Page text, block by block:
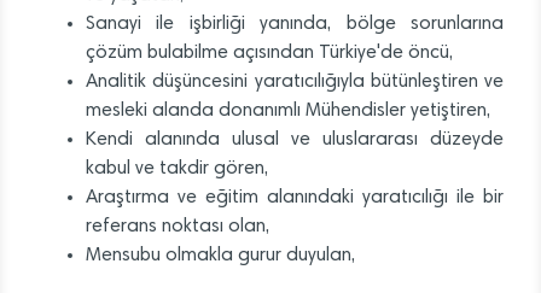
Sanayi ile işbirliği yanında, bölge sorunlarına
çözüm bulabilme açısından Türkiye'de öncü,
Analitik düşüncesini yaratıcılığıyla bütünleştiren ve
mesleki alanda donanımlı Mühendisler yetiştiren,
Kendi alanında ulusal ve uluslararası düzeyde
kabul ve takdir gören,
Araştırma ve eğitim alanındaki yaratıcılığı ile bir
referans noktası olan,
Mensubu olmakla gurur duyulan,